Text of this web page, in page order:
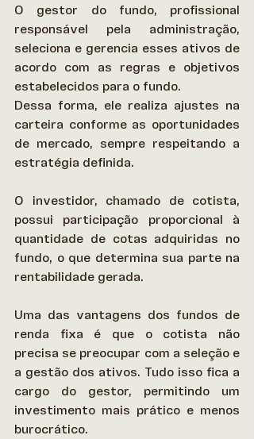
O gestor do fundo, profissional
responsável pela administração,
seleciona e gerencia esses ativos de
acordo com as regras e objetivos
estabelecidos para o fundo.
Dessa forma, ele realiza ajustes na
carteira conforme as oportunidades
de mercado, sempre respeitando a
estratégia definida.
O investidor, chamado de cotista,
possui participação proporcional à
quantidade de cotas adquiridas no
fundo, o que determina sua parte na
rentabilidade gerada.
Uma das vantagens dos fundos de
renda fixa é que o cotista não
precisa se preocupar com a seleção e
a gestão dos ativos. Tudo isso fica a
cargo do gestor, permitindo um
investimento mais prático e menos
burocrático.